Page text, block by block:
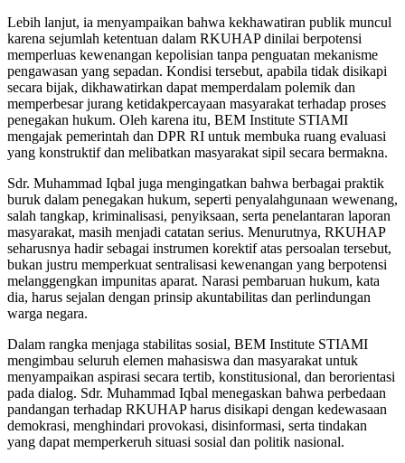
Lebih lanjut, ia menyampaikan bahwa kekhawatiran publik muncul
karena sejumlah ketentuan dalam RKUHAP dinilai berpotensi
memperluas kewenangan kepolisian tanpa penguatan mekanisme
pengawasan yang sepadan. Kondisi tersebut, apabila tidak disikapi
secara bijak, dikhawatirkan dapat memperdalam polemik dan
memperbesar jurang ketidakpercayaan masyarakat terhadap proses
penegakan hukum. Oleh karena itu, BEM Institute STIAMI
mengajak pemerintah dan DPR RI untuk membuka ruang evaluasi
yang konstruktif dan melibatkan masyarakat sipil secara bermakna.
Sdr. Muhammad Iqbal juga mengingatkan bahwa berbagai praktik
buruk dalam penegakan hukum, seperti penyalahgunaan wewenang,
salah tangkap, kriminalisasi, penyiksaan, serta penelantaran laporan
masyarakat, masih menjadi catatan serius. Menurutnya, RKUHAP
seharusnya hadir sebagai instrumen korektif atas persoalan tersebut,
bukan justru memperkuat sentralisasi kewenangan yang berpotensi
melanggengkan impunitas aparat. Narasi pembaruan hukum, kata
dia, harus sejalan dengan prinsip akuntabilitas dan perlindungan
warga negara.
Dalam rangka menjaga stabilitas sosial, BEM Institute STIAMI
mengimbau seluruh elemen mahasiswa dan masyarakat untuk
menyampaikan aspirasi secara tertib, konstitusional, dan berorientasi
pada dialog. Sdr. Muhammad Iqbal menegaskan bahwa perbedaan
pandangan terhadap RKUHAP harus disikapi dengan kedewasaan
demokrasi, menghindari provokasi, disinformasi, serta tindakan
yang dapat memperkeruh situasi sosial dan politik nasional.